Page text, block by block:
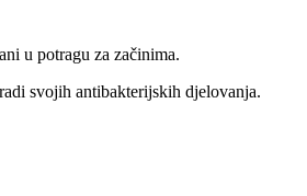
u potragu za začinima.
svojih antibakterijskih djelovanja.